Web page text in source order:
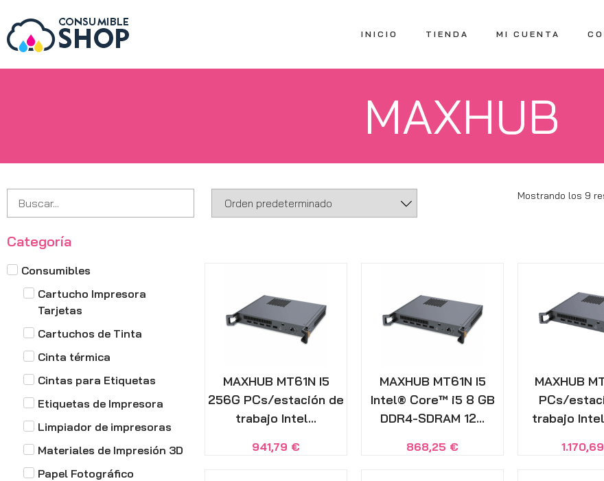
INICIO TIENDA MI CUENTA
MAXHUB
Categoría
Consumibles
Cartucho Impresora
Tarjetas
Cartuchos de Tinta
Cinta térmica
Cintas para Etiquetas
Etiquetas de Impresora
Limpiador de impresoras
Materiales de Impresión 3D
Papel Fotográfico
Mostrando los 9
MAXHUB MT61N I5
256G PCs/estación de
trabajo Intel...
941,79 €
MAXHUB MT61N I5
Intel® Core™ i5 8 GB
DDR4-SDRAM 12...
868,25 €
MAXHUB
PCs/
trabajo
1.170,69